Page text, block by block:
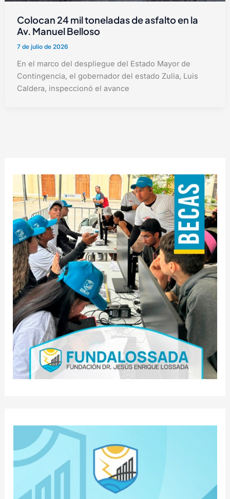
Colocan 24 mil toneladas de asfalto en la
Av. Manuel Belloso
7 de julio de 2026
En el marco del despliegue del Estado Mayor de
Contingencia, el gobernador del estado Zulia, Luis
Caldera, inspeccionó el avance